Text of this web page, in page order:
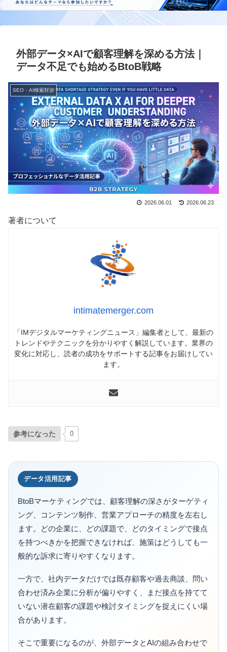
外部データ×AIで顧客理解を深める方法｜
データ不足でも始めるBtoB戦略
SEO・AI検索対策
2026.06.01 2026.06.23
著者について
intimatemerger.com
「IMデジタルマーケティングニュース」編集者として、最新の
トレンドやテクニックを分かりやすく解説しています。業界の
変化に対応し、読者の成功をサポートする記事をお届けしてい
ます。
参考になった 0
データ活用記事
BtoBマーケティングでは、顧客理解の深さがターゲティ
ング、コンテンツ制作、営業アプローチの精度を左右し
ます。どの企業に、どの課題で、どのタイミングで接点
を持つべきかを把握できなければ、施策はどうしても一
般的な訴求に寄りやすくなります。
一方で、社内データだけでは既存顧客や過去商談、問い
合わせ済み企業に分析が偏りやすく、まだ接点を持てて
いない潜在顧客の課題や検討タイミングを捉えにくい場
合があります。
そこで重要になるのが、外部データとAIの組み合わせで